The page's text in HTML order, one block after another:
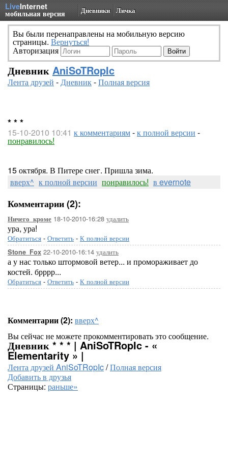
LiveInternet
мобильная версия Дневники Личка
Вы были перенаправлены на мобильную версию
страницы. Вернуться!
Авторизация
Дневник AniSoTRopIc
Лента друзей -Дневник-Полная версия
* * *
15-10-2010 10:41 к комментариям-к полной версии -
понравилось!
15 октября. В Питере снег. Пришла зима.
вверх^ к полной версии понравилось! в evernote
Комментарии (2):
Ничего_кроме 18-10-2010-16:28 удалить
ура, ура!
Обратиться - Ответить - К полной версии
Stone_Fox 22-10-2010-16:14 удалить
а у нас только штормовой ветер... и промораживает до
костей. брррр...
Обратиться - Ответить - К полной версии
Комментарии (2): вверх^
Вы сейчас не можете прокомментировать это сообщение.
Дневник * * * | AniSoTRopIc - «
Elementarity » |
Лента друзей AniSoTRopIc/Полная версия
Добавить в друзья
Страницы: раньше»